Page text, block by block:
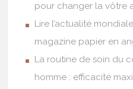
pour changer la vôtre
Lire l’actualité
magazine papier en
La routine de soin du
homme : efficacité